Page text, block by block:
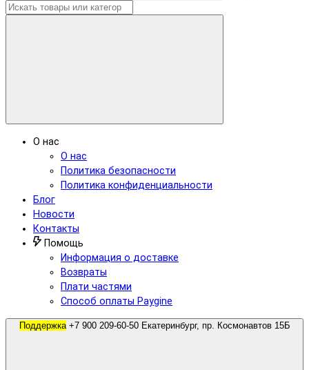
О нас
О нас
Политика безопасности
Политика конфиденциальности
Блог
Новости
Контакты
Помощь
Информация о доставке
Возвраты
Плати частями
Способ оплаты Paygine
Поддержка